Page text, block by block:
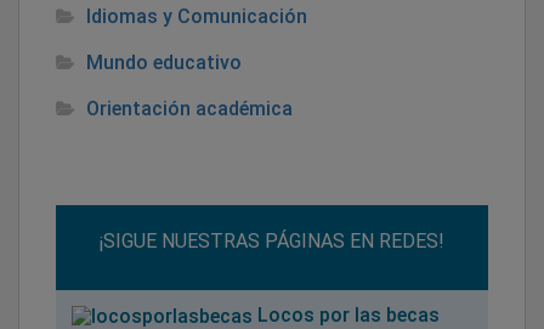
Idiomas y Comunicación
Mundo educativo
Orientación académica
¡SIGUE NUESTRAS PÁGINAS EN REDES!
Locos por las becas